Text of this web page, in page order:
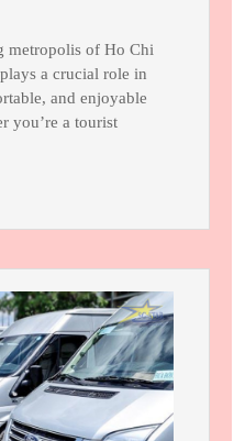
metropolis of Ho Chi
a crucial role in
and enjoyable
you’re a tourist